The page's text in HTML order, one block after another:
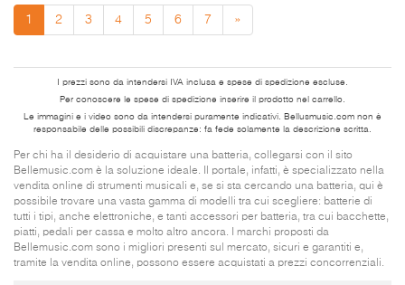
1 2 3 4 5 6 7 »
I prezzi sono da intendersi IVA inclusa e spese di spedizione escluse.
Per conoscere le spese di spedizione inserire il prodotto nel carrello.
Le immagini e i video sono da intendersi puramente indicativi. Bellusmusic.com non è
responsabile delle possibili discrepanze: fa fede solamente la descrizione scritta.
Per chi ha il desiderio di acquistare una batteria, collegarsi con il sito
Bellemusic.com è la soluzione ideale. Il portale, infatti, è specializzato nella
vendita online di strumenti musicali e, se si sta cercando una batteria, qui è
possibile trovare una vasta gamma di modelli tra cui scegliere: batterie di
tutti i tipi, anche elettroniche, e tanti accessori per batteria, tra cui bacchette,
piatti, pedali per cassa e molto altro ancora. I marchi proposti da
Bellemusic.com sono i migliori presenti sul mercato, sicuri e garantiti e,
tramite la vendita online, possono essere acquistati a prezzi concorrenziali.